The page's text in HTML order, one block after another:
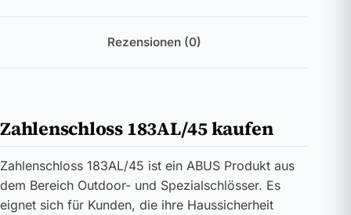
Rezensionen (0)
Zahlenschloss 183AL/45 kaufen
Zahlenschloss 183AL/45 ist ein ABUS Produkt aus
dem Bereich Outdoor- und Spezialschlösser. Es
eignet sich für Kunden, die ihre Haussicherheit